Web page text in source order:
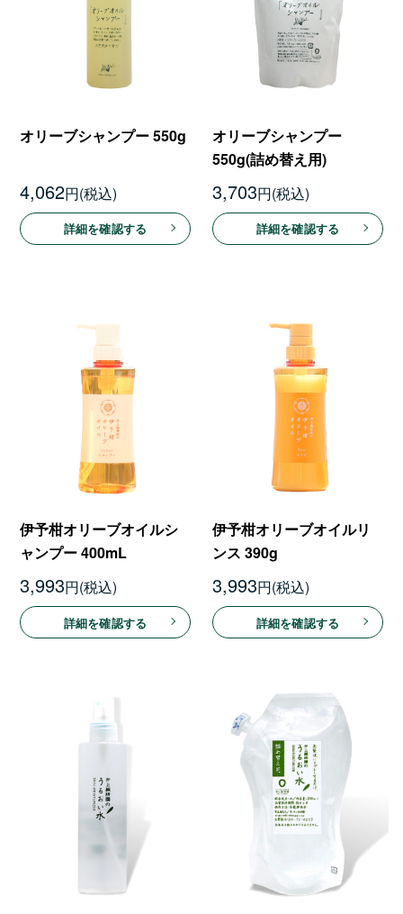
オリーブシャンプー 550g
4,062円
詳細を確認する
オリーブシャンプー
550g(詰め替え用)
3,703円
詳細を確認する
伊予柑オリーブオイルシ
ャンプー 400mL
3,993円
詳細を確認する
伊予柑オリーブオイルリ
ンス 390g
3,993円
詳細を確認する